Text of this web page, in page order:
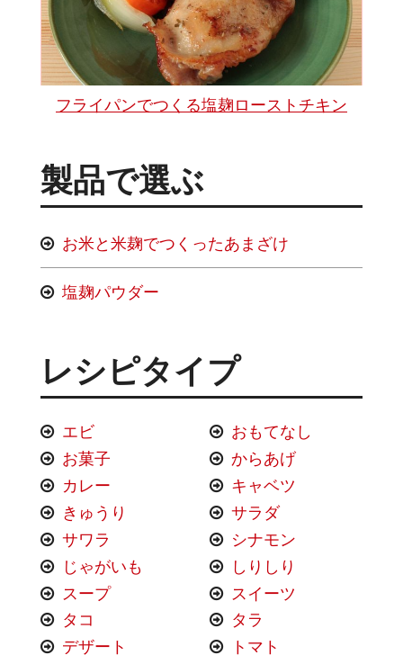
フライパンでつくる塩麹ローストチキン
製品で選ぶ
お米と米麹でつくったあまざけ
塩麹パウダー
レシピタイプ
エビ
おもてなし
お菓子
からあげ
カレー
キャベツ
きゅうり
サラダ
サワラ
シナモン
じゃがいも
しりしり
スープ
スイーツ
タコ
タラ
デザート
トマト